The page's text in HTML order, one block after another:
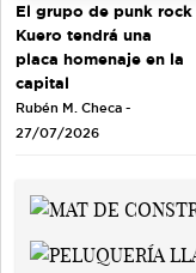
El grupo de punk rock
Kuero tendrá una
placa homenaje en la
capital
Rubén M. Checa -
27/07/2026